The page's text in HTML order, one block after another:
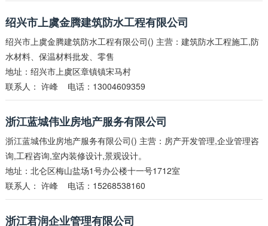
绍兴市上虞金腾建筑防水工程有限公司
绍兴市上虞金腾建筑防水工程有限公司() 主营：建筑防水工程施工,防
水材料、保温材料批发、零售
地址：绍兴市上虞区章镇镇宋马村
联系人： 许峰电话：13004609359
浙江蓝城伟业房地产服务有限公司
浙江蓝城伟业房地产服务有限公司() 主营：房产开发管理,企业管理咨
询,工程咨询,室内装修设计,景观设计。
地址：北仑区梅山盐场1号办公楼十一号1712室
联系人： 许峰电话：15268538160
浙江君润企业管理有限公司